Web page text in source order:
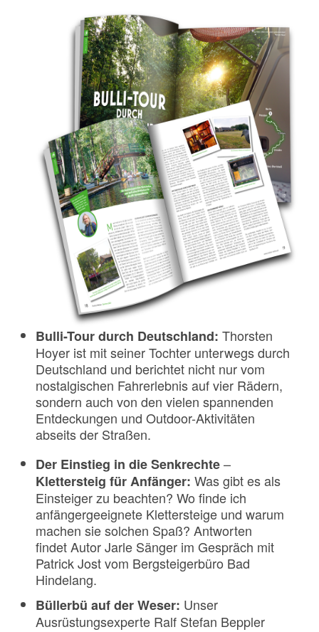
Bulli-Tour durch Deutschland: Thorsten
Hoyer ist mit seiner Tochter unterwegs durch
Deutschland und berichtet nicht nur vom
nostalgischen Fahrerlebnis auf vier Rädern,
sondern auch von den vielen spannenden
Entdeckungen und Outdoor-Aktivitäten
abseits der Straßen.
Der Einstieg in die Senkrechte–
Klettersteig für Anfänger: Was gibt es als
Einsteiger zu beachten? Wo finde ich
anfängergeeignete Klettersteige und warum
machen sie solchen Spaß? Antworten
findet Autor Jarle Sänger im Gespräch mit
Patrick Jost vom Bergsteigerbüro Bad
Hindelang.
Büllerbü auf der Weser: Unser
Ausrüstungsexperte Ralf Stefan Beppler